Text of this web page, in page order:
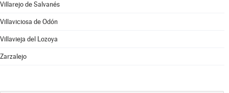
Villarejo de Salvanés
Villaviciosa de Odón
Villavieja del Lozoya
Zarzalejo